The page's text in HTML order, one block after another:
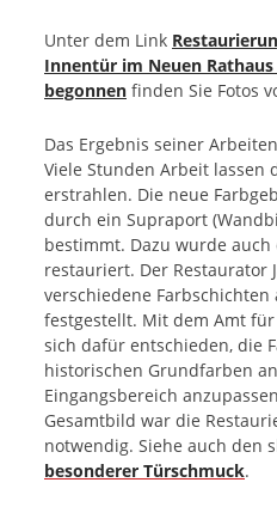
Unter dem Link
Innentür im Neuen
begonnen finden Sie Fotos
Das Ergebnis seiner
Viele Stunden Arbeit lassen
erstrahlen. Die neue
durch ein Supraport
bestimmt. Dazu wurde
restauriert. Der Restaurator
verschiedene
festgestellt. Mit dem Amt
sich dafür entschieden, die
historischen Grundfarben
Eingangsbereich
Gesamtbild war die
notwendig. Siehe auch den
besonderer Türschmuck.